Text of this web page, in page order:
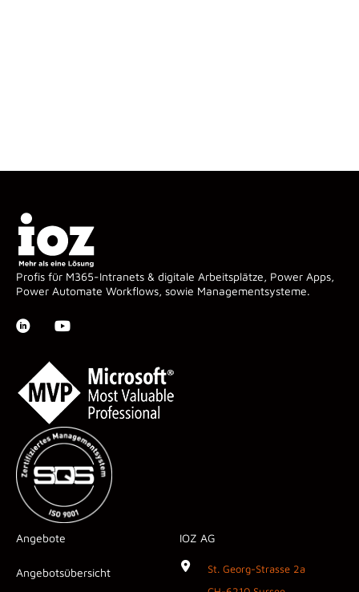
Profis für M365-Intranets & digitale Arbeitsplätze, Power Apps,
Power Automate Workflows, sowie Managementsysteme.
Angebote
Angebotsübersicht
IOZ AG
St. Georg-Strasse 2a